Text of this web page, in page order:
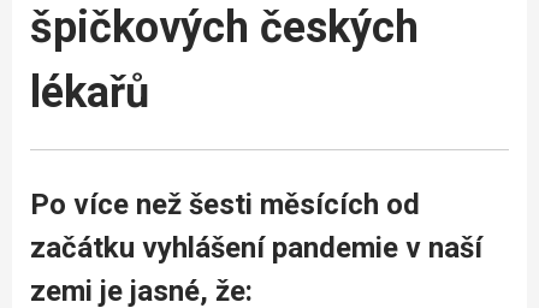
špičkových českých
lékařů
Po více než šesti měsících od
začátku vyhlášení pandemie v naší
zemi je jasné, že: